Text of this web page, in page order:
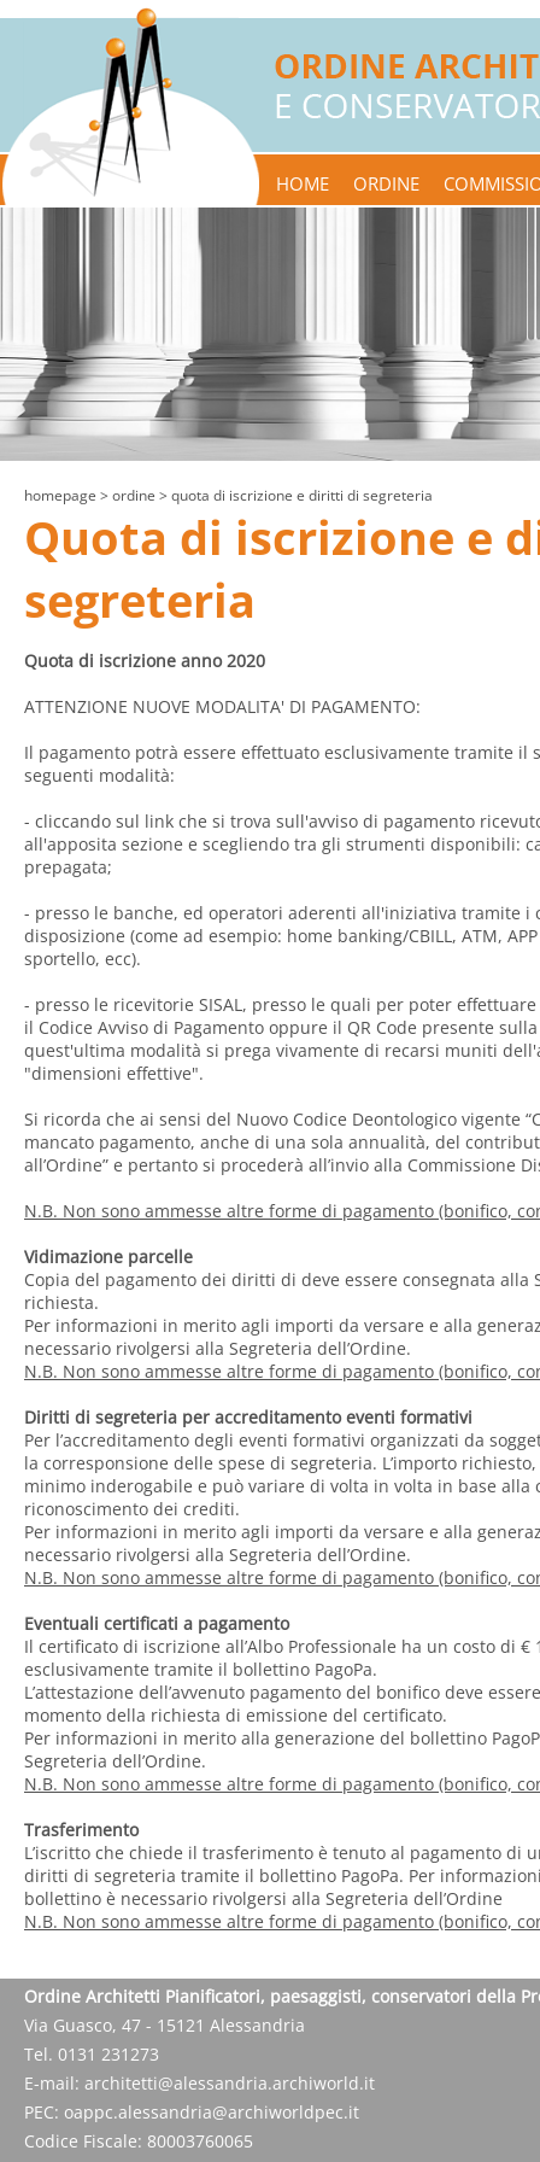
HOME ORDINE
homepage > ordine > quota di iscrizione e diritti di segreteria
Quota di iscrizione e
segreteria
Quota di iscrizione anno 2020
ATTENZIONE NUOVE MODALITA' DI PAGAMENTO:
Il pagamento potrà essere effettuato esclusivamente tramite il
seguenti modalità:
- cliccando sul link che si trova sull'avviso di pagamento
all'apposita sezione e scegliendo tra gli strumenti disponibili:
prepagata;
- presso le banche, ed operatori aderenti all'iniziativa tramite i
disposizione (come ad esempio: home banking/CBILL, ATM,
sportello, ecc).
- presso le ricevitorie SISAL, presso le quali per poter
il Codice Avviso di Pagamento oppure il QR Code presente
quest'ultima modalità si prega vivamente di recarsi muniti
"dimensioni effettive".
Si ricorda che ai sensi del Nuovo Codice Deontologico vigente
mancato pagamento, anche di una sola annualità, del
all’Ordine” e pertanto si procederà all’invio alla Commissione
N.B. Non sono ammesse altre forme di pagamento (bonifico,
Vidimazione parcelle
Copia del pagamento dei diritti di deve essere consegnata alla
richiesta.
Per informazioni in merito agli importi da versare e alla
necessario rivolgersi alla Segreteria dell’Ordine.
N.B. Non sono ammesse altre forme di pagamento (bonifico,
Diritti di segreteria per accreditamento eventi formativi
Per l’accreditamento degli eventi formativi organizzati da
la corresponsione delle spese di segreteria. L’importo
minimo inderogabile e può variare di volta in volta in base alla
riconoscimento dei crediti.
Per informazioni in merito agli importi da versare e alla
necessario rivolgersi alla Segreteria dell’Ordine.
N.B. Non sono ammesse altre forme di pagamento (bonifico,
Eventuali certificati a pagamento
Il certificato di iscrizione all’Albo Professionale ha un costo di €
esclusivamente tramite il bollettino PagoPa.
L’attestazione dell’avvenuto pagamento del bonifico deve
momento della richiesta di emissione del certificato.
Per informazioni in merito alla generazione del bollettino
Segreteria dell’Ordine.
N.B. Non sono ammesse altre forme di pagamento (bonifico,
Trasferimento
L’iscritto che chiede il trasferimento è tenuto al pagamento di
diritti di segreteria tramite il bollettino PagoPa. Per
bollettino è necessario rivolgersi alla Segreteria dell’Ordine
N.B. Non sono ammesse altre forme di pagamento (bonifico,
Ordine Architetti Pianificatori, paesaggisti, conservatori della
Via Guasco, 47 - 15121 Alessandria
Tel. 0131 231273
E-mail: architetti@alessandria.archiworld.it
PEC: oappc.alessandria@archiworldpec.it
Codice Fiscale: 80003760065